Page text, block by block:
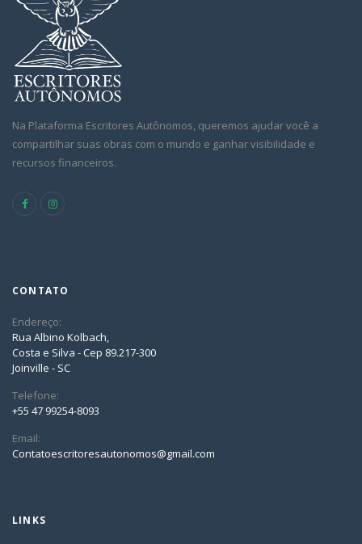
Na Plataforma Escritores Autônomos, queremos ajudar você a
compartilhar suas obras com o mundo e ganhar visibilidade e
recursos financeiros.
CONTATO
Endereço:
Rua Albino Kolbach,
Costa e Silva - Cep 89.217-300
Joinville - SC
Telefone:
+55 47 99254-8093
Email:
Contatoescritoresautonomos@gmail.com
LINKS